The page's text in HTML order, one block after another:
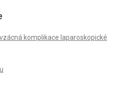
komplikace laparoskopické